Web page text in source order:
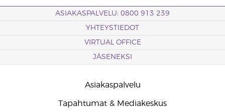
ASIAKASPALVELU: 0800 913 239
YHTEYSTIEDOT
VIRTUAL OFFICE
JÄSENEKSI
Asiakaspalvelu
Tapahtumat & Mediakeskus